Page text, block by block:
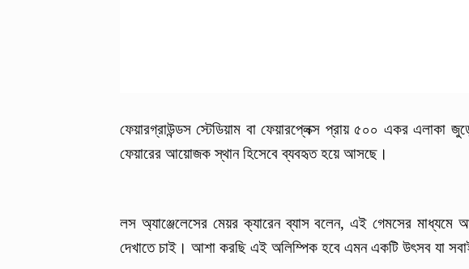
ফেয়ারগ্রাউন্ডস স্টেডিয়াম বা ফেয়ারপ্লেক্স প্রায় ৫০০ একর এলাকা
ফেয়ারের আয়োজক স্থান হিসেবে ব্যবহৃত হয়ে আসছে।
লস অ্যাঞ্জেলেসের মেয়র ক্যারেন ব্যাস বলেন, এই গেমসের মাধ্যমে
দেখাতে চাই। আশা করছি এই অলিম্পিক হবে এমন একটি উৎসব যা